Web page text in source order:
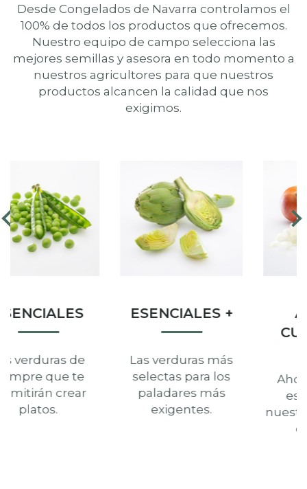
Desde Congelados de Navarra controlamos el
100% de todos los productos que ofrecemos.
Nuestro equipo de campo selecciona las
mejores semillas y asesora en todo momento a
nuestros agricultores para que nuestros
productos alcancen la calidad que nos
exigimos.
AYUDAS
CULINARIAS
Ahorra tiempo y
esfuerzo con
nuestras soluciones
GUARNICIONES
Una cuidada
selección de
productos para
rematar tus platos.